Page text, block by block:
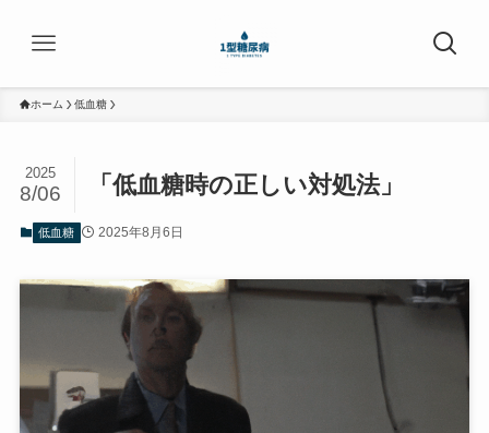
ホーム 低血糖
「低血糖時の正しい対処法」
2025
8/06
低血糖 2025年8月6日